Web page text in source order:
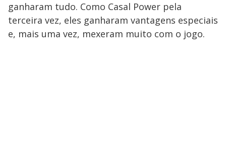
ganharam tudo. Como Casal Power pela
terceira vez, eles ganharam vantagens especiais
e, mais uma vez, mexeram muito com o jogo.